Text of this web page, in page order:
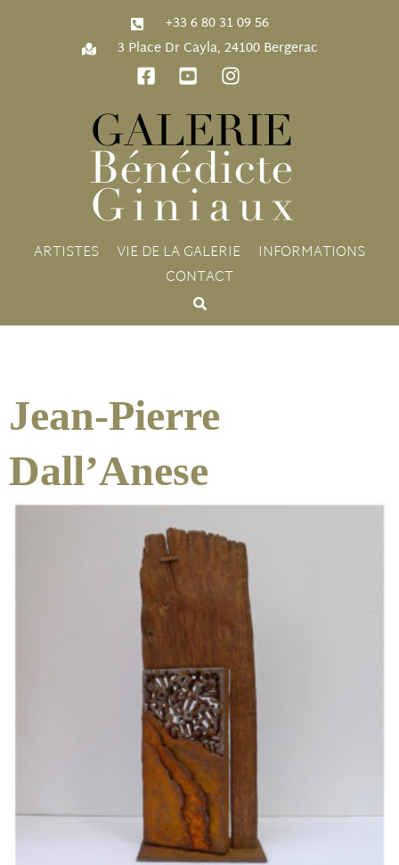
‭+33 6 80 31 09 56‬
3 Place Dr Cayla, 24100 Bergerac
ARTISTES VIE DE LA GALERIE
INFORMATIONS
CONTACT
Jean-Pierre
Dall’Anese